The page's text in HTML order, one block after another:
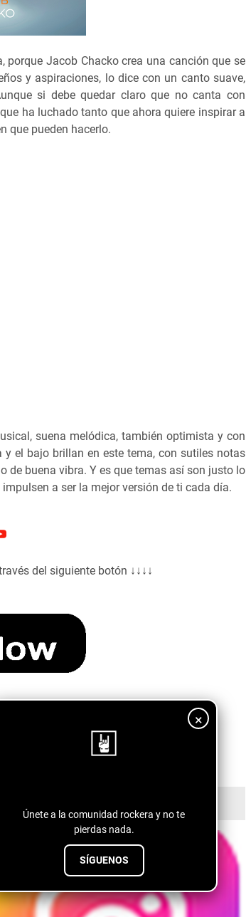
×
Únete a la comunidad rockera y no te
pierdas nada.
SÍGUENOS
Jacob Chacko crea una canción que se
y aspiraciones, lo dice con un canto suave,
si debe quedar claro que no canta con
ha luchado tanto que ahora quiere inspirar a
que pueden hacerlo.
suena melódica, también optimista y con
el bajo brillan en este tema, con sutiles notas
de buena vibra. Y es que temas así son justo lo
a ser la mejor versión de ti cada día.
del siguiente botón ↓↓↓↓